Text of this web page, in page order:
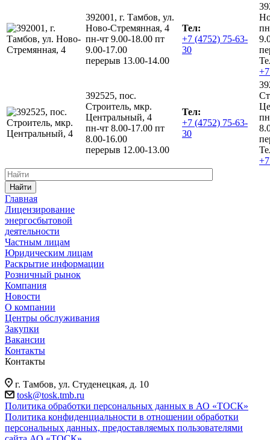
392001, г. Тамбов, ул.
Ново-Стремянная, 4
пн-чт 9.00-18.00 пт
9.00-17.00
перерыв 13.00-14.00
Тел:
+7 (4752) 75-63-
30
392525, пос.
Строитель, мкр.
Центральный, 4
пн-чт 8.00-17.00 пт
8.00-16.00
перерыв 12.00-13.00
Тел:
+7 (4752) 75-63-
30
Найти
Главная
Лицензирование
энергосбытовой
деятельности
Частным лицам
Юридическим лицам
Раскрытие информации
Розничный рынок
Компания
Новости
О компании
Центры обслуживания
Закупки
Вакансии
Контакты
Контакты
г. Тамбов, ул. Студенецкая, д. 10
tosk@tosk.tmb.ru
Политика обработки персональных данных в АО «ТОСК»
Политика конфиденциальности в отношении обработки
персональных данных, предоставляемых пользователями